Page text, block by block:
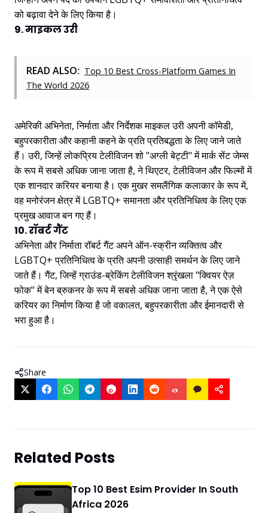
को बढ़ावा देने के लिए किया है।
9. माइकल उरी
READ ALSO: Top 10 Best Cross-Platform Games In
The World 2026
अमेरिकी अभिनेता, निर्माता और निर्देशक माइकल उरी अपनी कॉमेडी,
बहुपरकारीता और कहानी कहने के प्रति प्रतिबद्धता के लिए जाने जाते
हैं। उरी, जिन्हें लोकप्रिय टेलीविजन शो "अग्ली बेट्टी" में मार्क सेंट जेम्स
के रूप में सबसे अधिक जाना जाता है, ने थिएटर, टेलीविजन और फिल्मों में
एक शानदार करियर बनाया है। एक मुखर समलैंगिक कलाकार के रूप में,
वह मनोरंजन क्षेत्र में LGBTQ+ समानता और प्रतिनिधित्व के लिए एक
प्रमुख आवाज बन गए हैं।
10. रॉबर्ट गैंट
अभिनेता और निर्माता रॉबर्ट गैंट अपने ऑन-स्क्रीन व्यक्तित्व और
LGBTQ+ प्रतिनिधित्व के प्रति अपनी उत्साही समर्थन के लिए जाने
जाते हैं। गैंट, जिन्हें ग्राउंड-ब्रेकिंग टेलीविजन श्रृंखला "क्वियर ऐज़
फोक" में बेन ब्रुकनर के रूप में सबसे अधिक जाना जाता है, ने एक ऐसे
करियर का निर्माण किया है जो वकालत, बहुपरकारीता और ईमानदारी से
भरा हुआ है।
Share
Related Posts
Top 10 Best Esim Provider In South
Africa 2026